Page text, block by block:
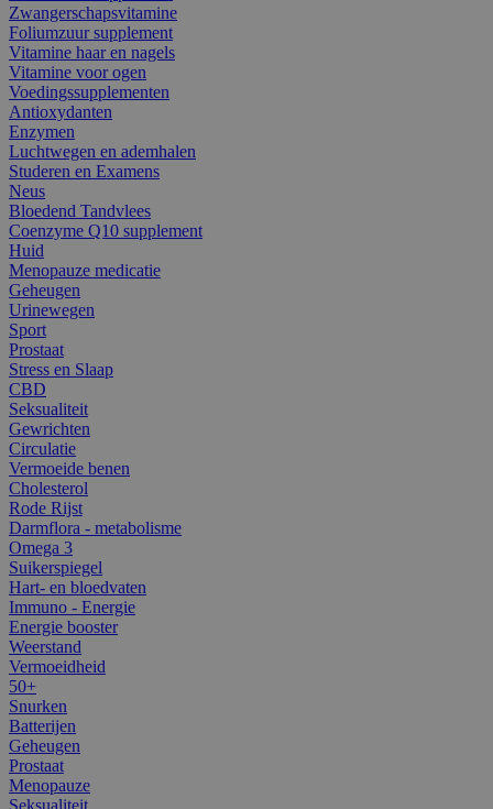
Zwangerschapsvitamine
Foliumzuur supplement
Vitamine haar en nagels
Vitamine voor ogen
Voedingssupplementen
Antioxydanten
Enzymen
Luchtwegen en ademhalen
Studeren en Examens
Neus
Bloedend Tandvlees
Coenzyme Q10 supplement
Huid
Menopauze medicatie
Geheugen
Urinewegen
Sport
Prostaat
Stress en Slaap
CBD
Seksualiteit
Gewrichten
Circulatie
Vermoeide benen
Cholesterol
Rode Rijst
Darmflora - metabolisme
Omega 3
Suikerspiegel
Hart- en bloedvaten
Immuno - Energie
Energie booster
Weerstand
Vermoeidheid
50+
Snurken
Batterijen
Geheugen
Prostaat
Menopauze
Seksualiteit